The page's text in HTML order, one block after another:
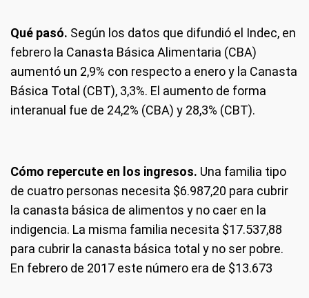
Qué pasó. Según los datos que difundió el Indec, en
febrero la Canasta Básica Alimentaria (CBA)
aumentó un 2,9% con respecto a enero y la Canasta
Básica Total (CBT), 3,3%. El aumento de forma
interanual fue de 24,2% (CBA) y 28,3% (CBT).
Cómo repercute en los ingresos. Una familia tipo
de cuatro personas necesita $6.987,20 para cubrir
la canasta básica de alimentos y no caer en la
indigencia. La misma familia necesita $17.537,88
para cubrir la canasta básica total y no ser pobre.
En febrero de 2017 este número era de $13.673